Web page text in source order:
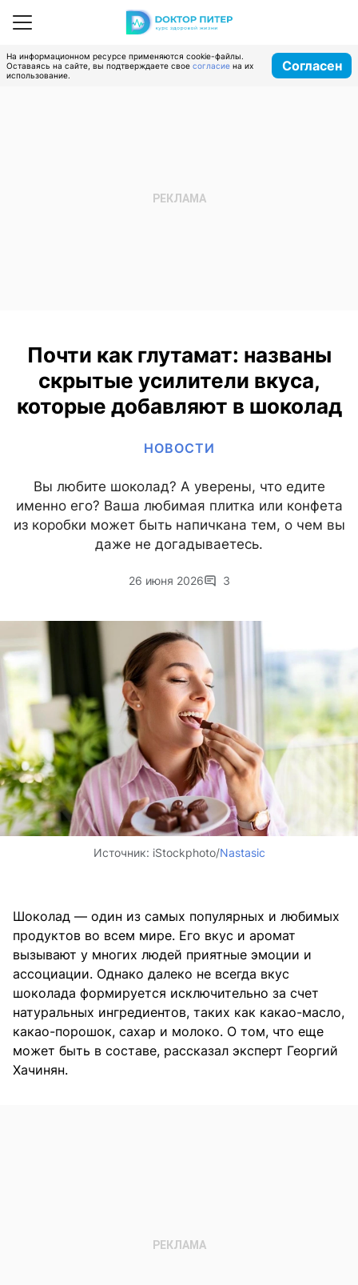
На информационном ресурсе применяются cookie-файлы.
Оставаясь на сайте, вы подтверждаете свое согласие на их
использование.
Согласен
Почти как глутамат: названы
скрытые усилители вкуса,
которые добавляют в шоколад
НОВОСТИ
Вы любите шоколад? А уверены, что едите
именно его? Ваша любимая плитка или конфета
из коробки может быть напичкана тем, о чем вы
даже не догадываетесь.
26 июня 2026 3
Источник: iStockphoto/Nastasic
Шоколад — один из самых популярных и любимых
продуктов во всем мире. Его вкус и аромат
вызывают у многих людей приятные эмоции и
ассоциации. Однако далеко не всегда вкус
шоколада формируется исключительно за счет
натуральных ингредиентов, таких как какао-масло,
какао-порошок, сахар и молоко. О том, что еще
может быть в составе, рассказал эксперт Георгий
Хачинян.